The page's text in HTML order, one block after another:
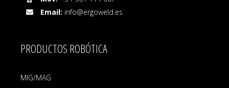
Email: info@ergoweld.es
PRODUCTOS ROBÓTICA
MIG/MAG